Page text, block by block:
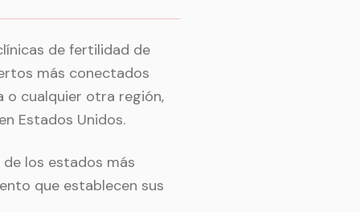
de fertilidad de
más conectados
o cualquier otra región,
Estados Unidos.
los estados más
que establecen sus